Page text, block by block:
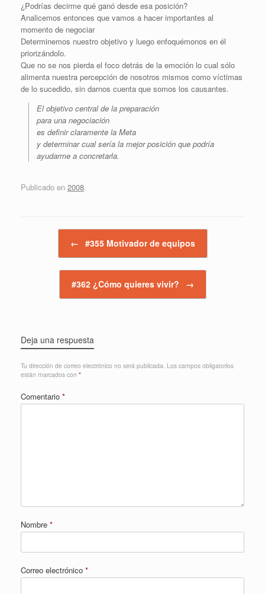
¿Podrías decirme qué ganó desde esa posición?
Analicemos entonces que vamos a hacer importantes al
momento de negociar
Determinemos nuestro objetivo y luego enfoquémonos en él
priorizándolo.
Que no se nos pierda el foco detrás de la emoción lo cual sólo
alimenta nuestra percepción de nosotros mismos como víctimas
de lo sucedido, sin darnos cuenta que somos los causantes.
El objetivo central de la preparación
para una negociación
es definir claramente la Meta
y determinar cual sería la mejor posición que podría
ayudarme a concretarla.
Publicado en 2008.
← #355 Motivador de equipos
#362 ¿Cómo quieres vivir? →
Deja una respuesta
Tu dirección de correo electrónico no será publicada. Los campos obligatorios
están marcados con *
Comentario *
Nombre *
Correo electrónico *